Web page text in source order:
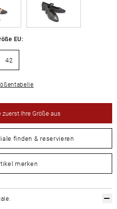
EU:
42
zuerst Ihre Größe aus
finden & reservieren
zuerst Ihre Größe aus
merken